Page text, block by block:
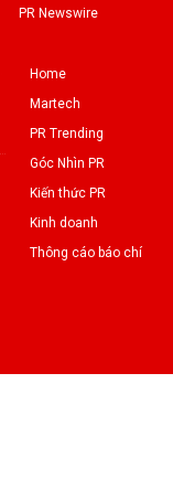
PR Newswire
Home
Martech
PR Trending
Góc Nhìn PR
Kiến thức PR
Kinh doanh
Thông cáo báo chí